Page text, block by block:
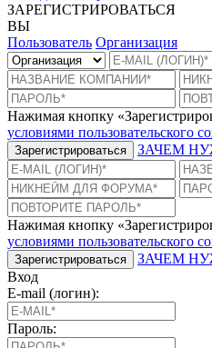
ЗАРЕГИСТРИРОВАТЬСЯ
ВЫ
Пользователь Организация
Нажимая кнопку
условиями пользовательского
Зарегистрироваться ЗАЧЕМ
Нажимая кнопку
условиями пользовательского
Зарегистрироваться
ЗАЧЕМ
Вход
E-mail (логин):
Пароль: